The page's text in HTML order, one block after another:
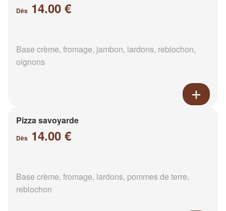
Dès 14.00 €
Base crème, fromage, jambon, lardons, reblochon,
oignons
Pizza savoyarde
Dès 14.00 €
Base crème, fromage, lardons, pommes de terre,
reblochon